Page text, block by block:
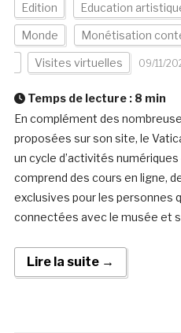
Edition Education
Monde Monétisation
Visites virtuelles 09/11/
Temps de lecture : 8 min
En complément des
proposées sur son site, le
un cycle d’activités numériques
comprend des cours en ligne,
exclusives pour les personnes
connectées avec le musée et
Lire la suite →